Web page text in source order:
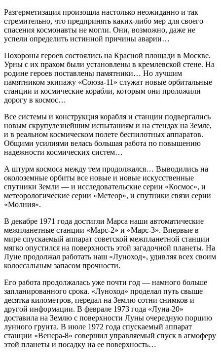
Разгерметизация произошла настолько неожиданно и так
стремительно, что предпринять каких-либо мер для своего
спасения космонавты не могли. Они, возможно, даже не
успели определить истинной причины аварии…
Похороны героев состоялись на Красной площади в Москве.
Урны с их прахом были установлены в кремлевской стене. На
родине героев поставлены памятники… Но лучшим
памятником экипажу «Союза-11» служат новые орбитальные
станции и космические корабли, которым они проложили
дорогу в космос…
Все системы и конструкция корабля и станции подвергались
новым скрупулезнейшим испытаниям и на стендах на Земле,
и в реальном космическом полете беспилотных аппаратов.
Общими усилиями велась большая работа по повышению
надежности космических систем…
А штурм космоса между тем продолжался… Выводились на
околоземные орбиты все новые и новые искусственные
спутники Земли — и исследовательские серии «Космос», и
метеорологические серии «Метеор», и спутники связи серии
«Молния».
В декабре 1971 года достигли Марса наши автоматические
межпланетные станции «Марс-2» и «Марс-3». Впервые в
мире спускаемый аппарат советской межпланетной станции
мягко опустился на поверхность этой загадочной планеты. На
Луне продолжал работать наш «Луноход», удивляя всех своим
колоссальным запасом прочности.
Его работа продолжалась уже почти год — намного больше
запланированного срока. «Луноход» проделал путь свыше
десятка километров, передал на Землю сотни снимков и
другой информации. В феврале 1973 года «Луна-20»
доставила на Землю с поверхности Луны очередную порцию
лунного грунта. В июле 1972 года спускаемый аппарат
станции «Венера-8» совершил управляемый спуск в агмоферу
этой планеты и посадку на ее поверхность…